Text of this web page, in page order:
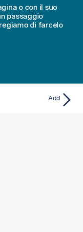
o con il suo
passaggio
di farcelo
Add